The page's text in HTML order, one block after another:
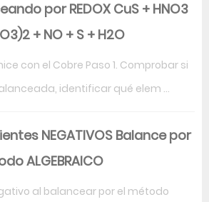
por REDOX CuS + HNO3
+ NO + S + H2O
con el Cobre Paso 1. Comprobar si
identificar qué elem ...
NEGATIVOS Balance por
ALGEBRAICO
al balancear por el método